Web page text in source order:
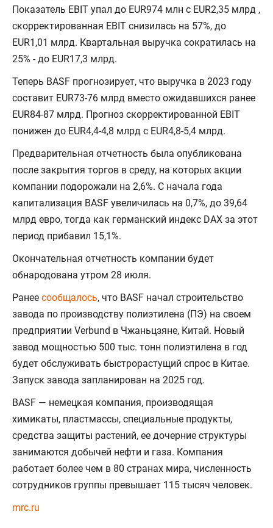
Показатель EBIT упал до EUR974 млн с EUR2,35 млрд ,
скорректированная EBIT снизилась на 57%, до
EUR1,01 млрд. Квартальная выручка сократилась на
25% - до EUR17,3 млрд.
Теперь BASF прогнозирует, что выручка в 2023 году
составит EUR73-76 млрд вместо ожидавшихся ранее
EUR84-87 млрд. Прогноз скорректированной EBIT
понижен до EUR4,4-4,8 млрд с EUR4,8-5,4 млрд.
Предварительная отчетность была опубликована
после закрытия торгов в среду, на которых акции
компании подорожали на 2,6%. С начала года
капитализация BASF увеличилась на 0,7%, до 39,64
млрд евро, тогда как германский индекс DAX за этот
период прибавил 15,1%.
Окончательная отчетность компании будет
обнародована утром 28 июля.
Ранее сообщалось, что BASF начал строительство
завода по производству полиэтилена (ПЭ) на своем
предприятии Verbund в Чжаньцзяне, Китай. Новый
завод мощностью 500 тыс. тонн полиэтилена в год
будет обслуживать быстрорастущий спрос в Китае.
Запуск завода запланирован на 2025 год.
BASF — немецкая компания, производящая
химикаты, пластмассы, специальные продукты,
средства защиты растений, ее дочерние структуры
занимаются добычей нефти и газа. Компания
работает более чем в 80 странах мира, численность
сотрудников группы превышает 115 тысяч человек.
mrc.ru